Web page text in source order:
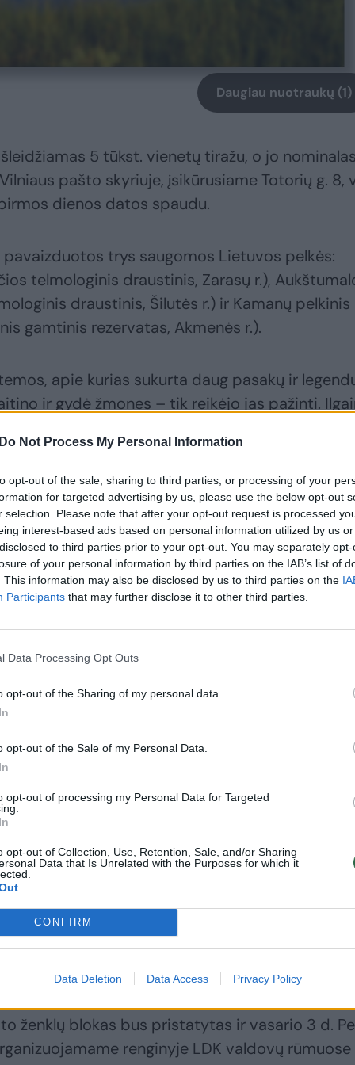
Do Not Process My Personal Information
opt-out of the sale, sharing to third parties, or processing of your
for targeted advertising by us, please use the below opt-out
selection. Please note that after your opt-out request is processed
interest-based ads based on personal information utilized by us
to third parties prior to your opt-out. You may separately
of your personal information by third parties on the IAB’s list of
This information may also be disclosed by us to third parties on the
Participants that may further disclose it to other third parties.
Data Processing Opt Outs
opt-out of the Sharing of my personal data.
opt-out of the Sale of my Personal Data.
opt-out of processing my Personal Data for Targeted
opt-out of Collection, Use, Retention, Sale, and/or Sharing
Data that Is Unrelated with the Purposes for which it
CONFIRM
Data Deletion Data Access Privacy Policy
Daugiau nuotraukų (1)
5 tūkst. vienetų tiražu, o jo
pašto skyriuje, įsikūrusiame Totorių g. 8,
dienos datos spaudu.
trys saugomos Lietuvos pelkės:
telmologinis draustinis, Zarasų r.),
draustinis, Šilutės r.) ir Kamanų pelkinis
gamtinis rezervatas, Akmenės r.).
apie kurias sukurta daug pasakų ir
ir gydė žmones – tik reikėjo jas pažinti.
dalimi, kurią jau primirštame. Natūralios ir
retoms rūšims, sugeria anglies dioksidą, vėsina
riziką, valo orą ir vandenį. Jos vertingos
Deja, XIX a. pabaigoje pradėtas žemių
likimą – per šimtmetį netekome dviejų trečdalių
naudų ir dovanojamų patirčių. Todėl
ir atkurti pažeistas pelkes, kad jos ir
mūsų gyvenimą“, – sako Pelkių
ekspertė dr. Jūratė Sendžikaitė.
Mažytė galerija,
keliaujanti po pasaulį:
Čiurlionio kūryba
įsitaisė ir ant pašto
ženklų
Žuvėdros skrydis,
vėtrungės ir krikštai:
pašto ženkle(1)
ženklų blokas bus pristatytas ir vasario 3 d.
renginyje LDK valdovų rūmuose